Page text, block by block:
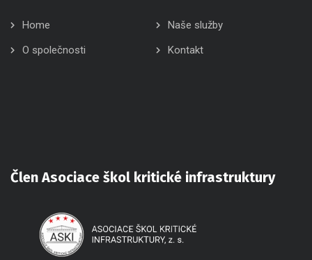
Home
Naše služby
O společnosti
Kontakt
Člen Asociace škol kritické infrastruktury